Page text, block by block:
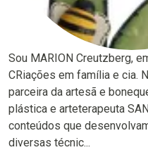
Sou MARION Creutzberg,
CRiações em família e cia.
parceira da artesã e
plástica e arteterapeuta
conteúdos que
diversas técnic...